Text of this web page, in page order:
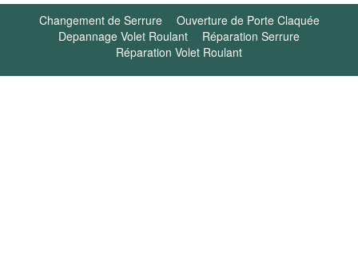
Changement de Serrure
Ouverture de Porte Claquée
Depannage Volet Roulant
Réparation Serrure
Réparation Volet Roulant